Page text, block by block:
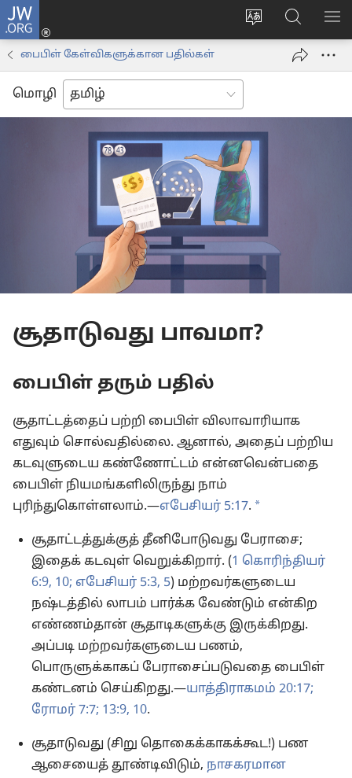
JW.ORG
மொழியை
மாற்றவும்
உள்நுழைக
window)
JW.ORG-
ல்
தேடவும்
பைபிள் கேள்விகளுக்கான பதில்கள்
மொழி
சூதாடுவது பாவமா?
பைபிள் தரும் பதில்
சூதாட்டத்தைப் பற்றி பைபிள் விலாவாரியாக
எதுவும் சொல்வதில்லை. ஆனால், அதைப் பற்றிய
கடவுளுடைய கண்ணோட்டம் என்னவென்பதை
பைபிள் நியமங்களிலிருந்து நாம்
புரிந்துகொள்ளலாம்.—எபேசியர் 5:17. a
சூதாட்டத்துக்குத் தீனிபோடுவது பேராசை;
இதைக் கடவுள் வெறுக்கிறார். (1 கொரிந்தியர்
6:9, 10; எபேசியர் 5:3, 5) மற்றவர்களுடைய
நஷ்டத்தில் லாபம் பார்க்க வேண்டும் என்கிற
எண்ணம்தான் சூதாடிகளுக்கு இருக்கிறது.
அப்படி மற்றவர்களுடைய பணம்,
பொருளுக்காகப் பேராசைப்படுவதை பைபிள்
கண்டனம் செய்கிறது.—யாத்திராகமம் 20:17;
ரோமர் 7:7; 13:9, 10.
சூதாடுவது (சிறு தொகைக்காகக்கூட!) பண
ஆசையைத் தூண்டிவிடும், நாசகரமான